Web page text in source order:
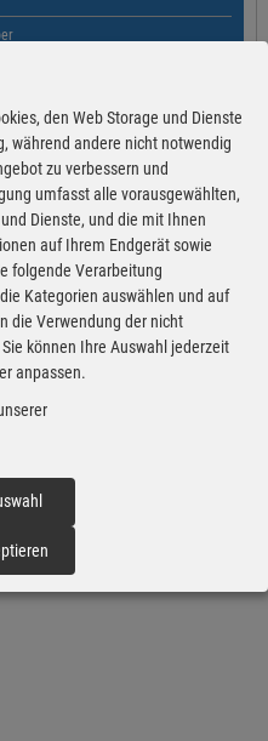
Suddendorf
Preis in
9€
günstigsten Benzin und Diesel
den Web Storage und Dienste
während andere nicht notwendig
zu verbessern und
umfasst alle vorausgewählten,
Dienste, und die mit Ihnen
auf Ihrem Endgerät sowie
folgende Verarbeitung
Kategorien auswählen und auf
die Verwendung der nicht
können Ihre Auswahl jederzeit
anpassen.